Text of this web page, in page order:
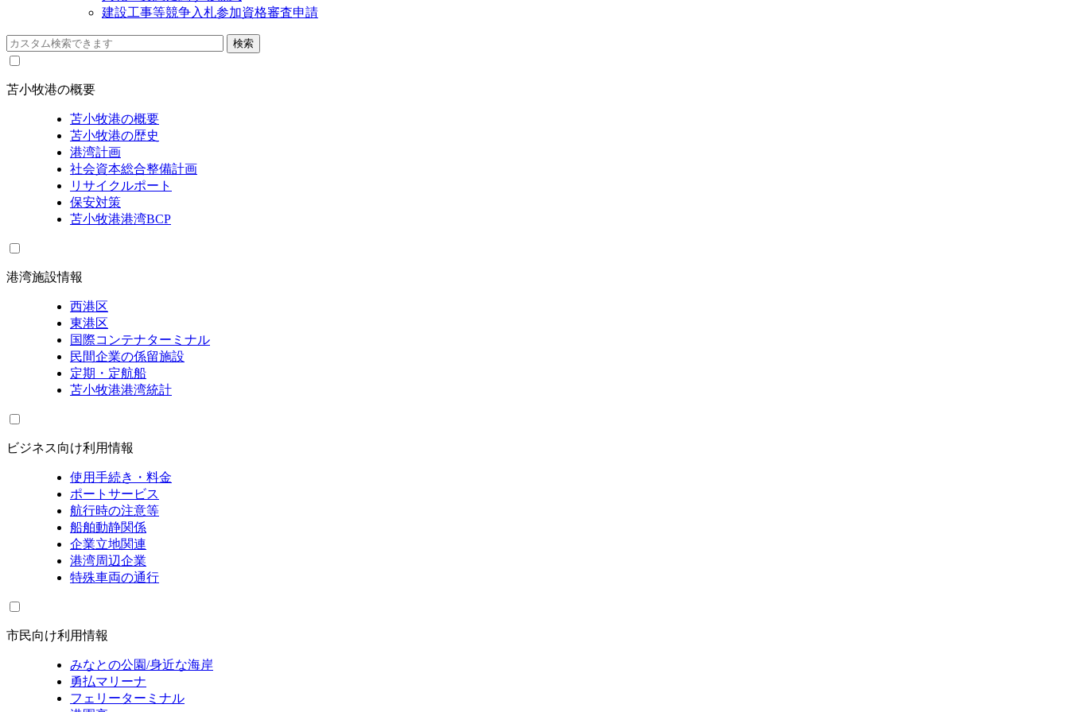
建設工事等競争入札参加資格審査申請
苫小牧港の概要
苫小牧港の概要
苫小牧港の歴史
港湾計画
社会資本総合整備計画
リサイクルポート
保安対策
苫小牧港港湾BCP
港湾施設情報
西港区
東港区
国際コンテナターミナル
民間企業の係留施設
定期・定航船
苫小牧港港湾統計
ビジネス向け利用情報
使用手続き・料金
ポートサービス
航行時の注意等
船舶動静関係
企業立地関連
港湾周辺企業
特殊車両の通行
市民向け利用情報
みなとの公園/身近な海岸
勇払マリーナ
フェリーターミナル